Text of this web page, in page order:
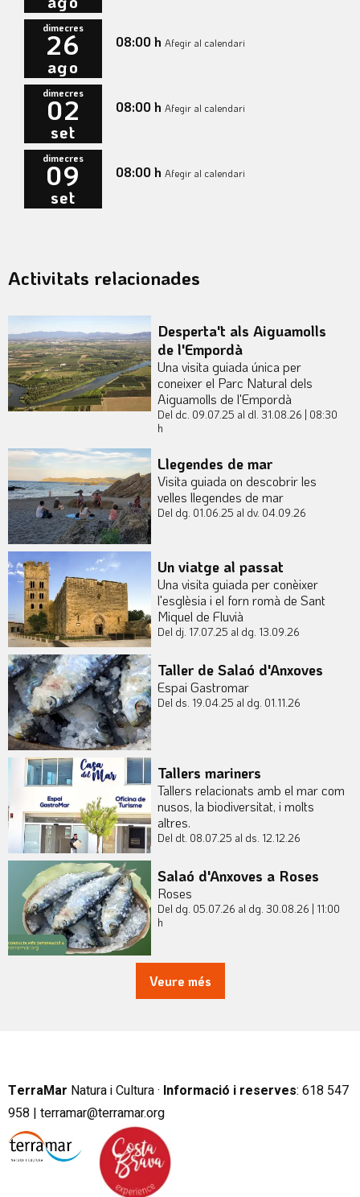
dimecres
26
ago
08:00 h Afegir al calendari
dimecres
02
set
08:00 h Afegir al calendari
dimecres
09
set
08:00 h Afegir al calendari
Activitats relacionades
Desperta't als Aiguamolls
de l'Empordà
Una visita guiada única per
coneixer el Parc Natural dels
Aiguamolls de l'Empordà
Del dc. 09.07.25 al dl. 31.08.26 | 08:30
h
Llegendes de mar
Visita guiada on descobrir les
velles llegendes de mar
Del dg. 01.06.25 al dv. 04.09.26
Un viatge al passat
Una visita guiada per conèixer
l'esglèsia i el forn romà de Sant
Miquel de Fluvià
Del dj. 17.07.25 al dg. 13.09.26
Taller de Salaó d'Anxoves
Espai Gastromar
Del ds. 19.04.25 al dg. 01.11.26
Tallers mariners
Tallers relacionats amb el mar com
nusos, la biodiversitat, i molts
altres.
Del dt. 08.07.25 al ds. 12.12.26
Salaó d'Anxoves a Roses
Roses
Del dg. 05.07.26 al dg. 30.08.26 | 11:00
h
Veure més
TerraMar Natura i Cultura · Informació i reserves: 618 547
958 | terramar@terramar.org